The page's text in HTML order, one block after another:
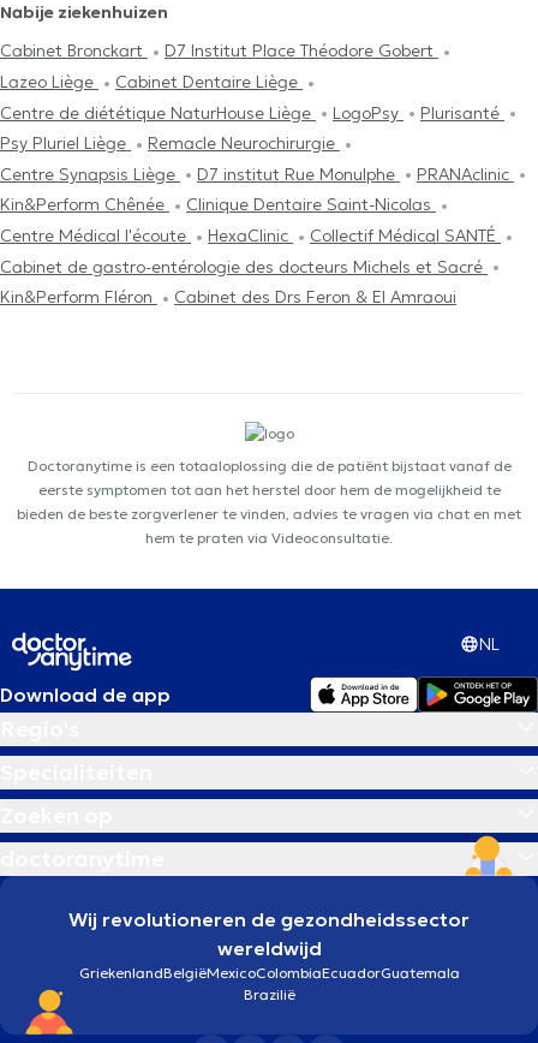
Nabije ziekenhuizen
Cabinet Bronckart
D7 Institut Place Théodore Gobert
Lazeo Liège
Cabinet Dentaire Liège
Centre de diététique NaturHouse Liège
LogoPsy
Plurisanté
Psy Pluriel Liège
Remacle Neurochirurgie
Centre Synapsis Liège
D7 institut Rue Monulphe
PRANAclinic
Kin&Perform Chênée
Clinique Dentaire Saint-Nicolas
Centre Médical l'écoute
HexaClinic
Collectif Médical SANTÉ
Cabinet de gastro-entérologie des docteurs Michels et Sacré
Kin&Perform Fléron
Cabinet des Drs Feron & El Amraoui
Doctoranytime is een totaaloplossing die de patiënt bijstaat vanaf de
eerste symptomen tot aan het herstel door hem de mogelijkheid te
bieden de beste zorgverlener te vinden, advies te vragen via chat en met
hem te praten via Videoconsultatie.
NL
Download de app
Wij revolutioneren de gezondheidssector
wereldwijd
GriekenlandBelgiëMexicoColombiaEcuadorGuatemala
Brazilië